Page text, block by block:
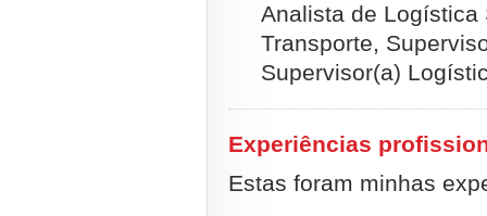
Analista de Logística
Transporte,
Supervisor(a)
Experiências
Estas foram minhas